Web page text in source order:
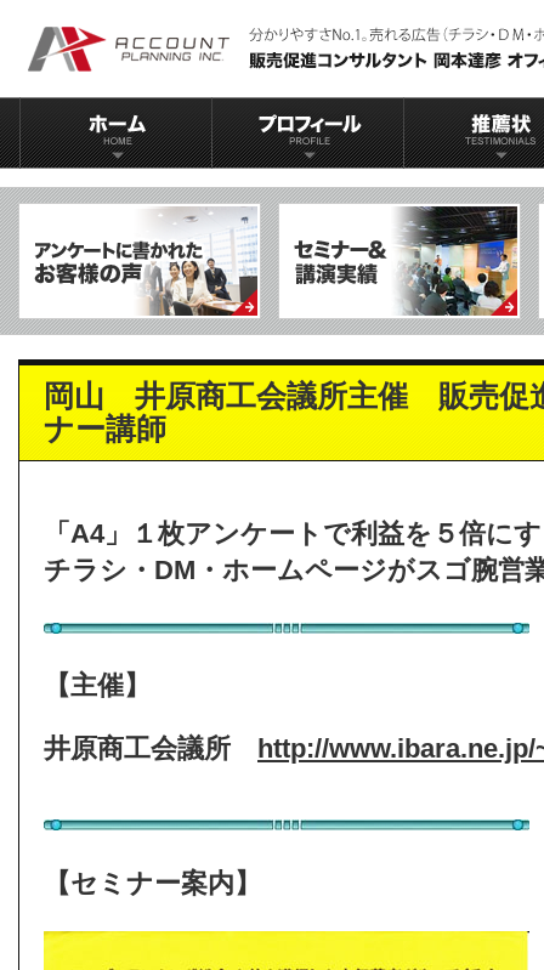
岡山 井原商工会議所主催 販売促
ナー講師
「A4」１枚アンケートで利益を５倍に
チラシ・DM・ホームページがスゴ腕営
【主催】
井原商工会議所 http://www.ibara.ne.jp/
【セミナー案内】